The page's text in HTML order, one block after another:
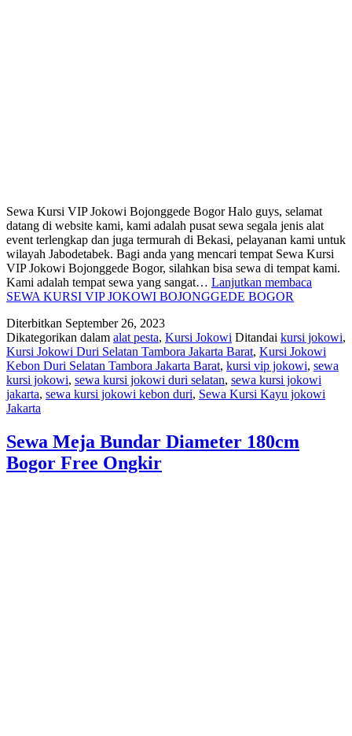
Sewa Kursi VIP Jokowi Bojonggede Bogor Halo guys, selamat
datang di website kami, kami adalah pusat sewa segala jenis alat
event terlengkap dan juga termurah di Bekasi, pelayanan kami untuk
wilayah Jabodetabek. Bagi anda yang mencari tempat Sewa Kursi
VIP Jokowi Bojonggede Bogor, silahkan bisa sewa di tempat kami.
Kami adalah tempat sewa yang sangat… Lanjutkan membaca
SEWA KURSI VIP JOKOWI BOJONGGEDE BOGOR
Diterbitkan September 26, 2023
Dikategorikan dalam alat pesta, Kursi Jokowi Ditandai kursi jokowi,
Kursi Jokowi Duri Selatan Tambora Jakarta Barat, Kursi Jokowi
Kebon Duri Selatan Tambora Jakarta Barat, kursi vip jokowi, sewa
kursi jokowi, sewa kursi jokowi duri selatan, sewa kursi jokowi
jakarta, sewa kursi jokowi kebon duri, Sewa Kursi Kayu jokowi
Jakarta
Sewa Meja Bundar Diameter 180cm
Bogor Free Ongkir